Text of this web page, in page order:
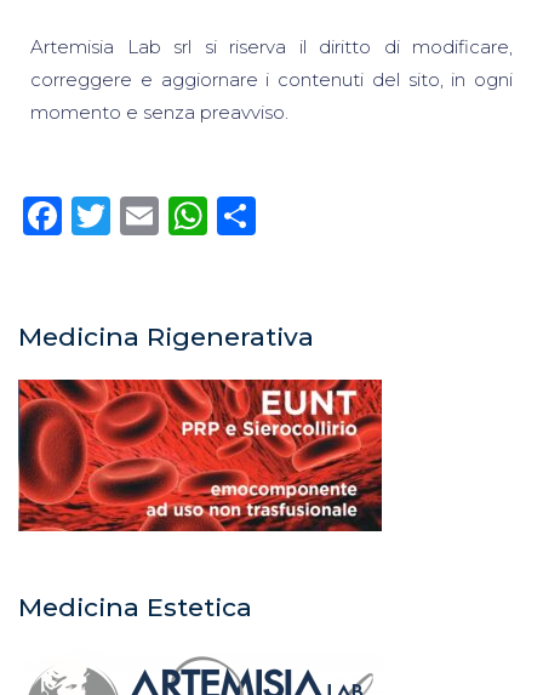
Artemisia Lab srl si riserva il diritto di modificare,
correggere e aggiornare i contenuti del sito, in ogni
momento e senza preavviso.
Facebook
Twitter
EmailWhatsApp
Medicina Rigenerativa
Medicina Estetica